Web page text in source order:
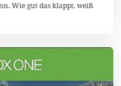
Wie gut das klappt, weiß